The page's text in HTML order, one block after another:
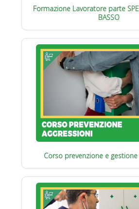
Formazione Lavoratore parte
BASSO
Corso prevenzione e